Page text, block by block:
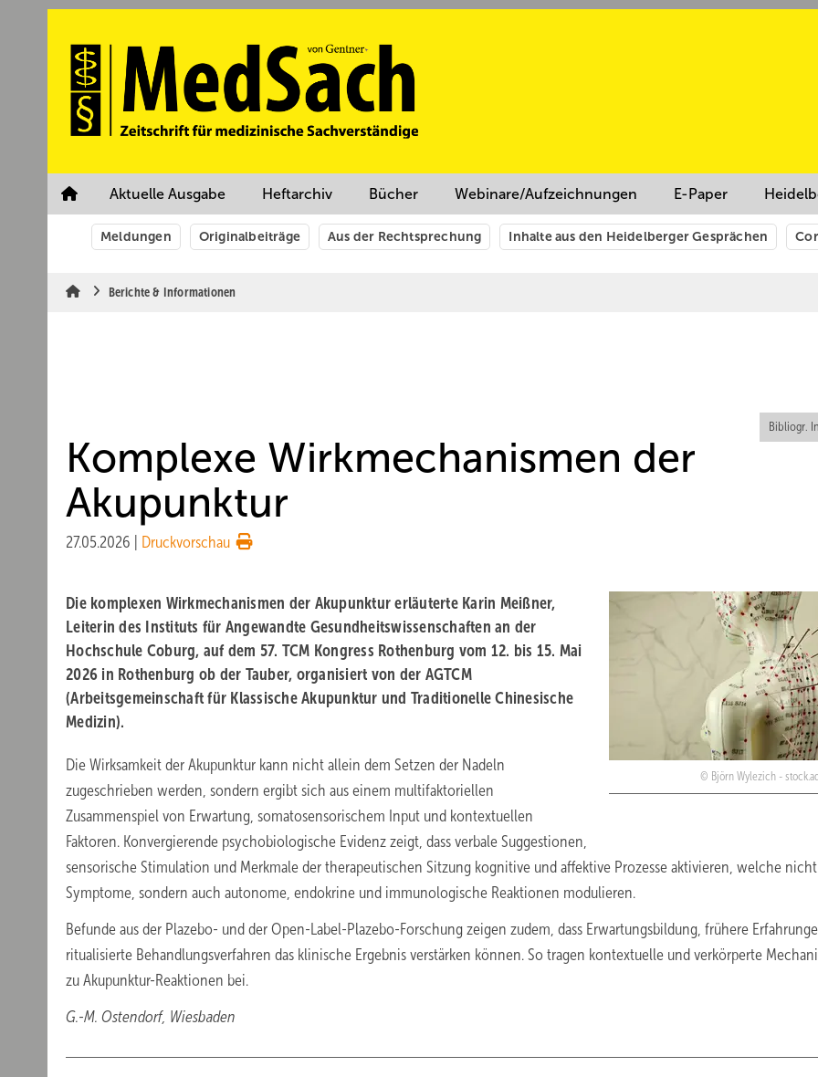
Aktuelle Ausgabe Heftarchiv Bücher Webinare/Aufzeichnungen E-Paper
Meldungen Originalbeiträge Aus der Rechtsprechung Inhalte aus den Heidelberger Gesprächen
Berichte & Informationen
Bibliogr.
Komplexe Wirkmechanismen der
Akupunktur
27.05.2026 Druckvorschau
Björn Wylezich -
Die komplexen Wirkmechanismen der Akupunktur erläuterte Karin Meißner,
Leiterin des Instituts für Angewandte Gesundheitswissenschaften an der
Hochschule Coburg, auf dem 57. TCM Kongress Rothenburg vom 12. bis 15. Mai
2026 in Rothenburg ob der Tauber, organisiert von der AGTCM
(Arbeitsgemeinschaft für Klassische Akupunktur und Traditionelle Chinesische
Medizin).
Die Wirksamkeit der Akupunktur kann nicht allein dem Setzen der Nadeln
zugeschrieben werden, sondern ergibt sich aus einem multifaktoriellen
Zusammenspiel von Erwartung, somatosensorischem Input und kontextuellen
Faktoren. Konvergierende psychobiologische Evidenz zeigt, dass verbale Suggestionen,
sensorische Stimulation und Merkmale der therapeutischen Sitzung kognitive und affektive Prozesse aktivieren, welche
Symptome, sondern auch autonome, endokrine und immunologische Reaktionen modulieren.
Befunde aus der Plazebo- und der Open-Label-Plazebo-Forschung zeigen zudem, dass Erwartungsbildung, frühere
ritualisierte Behandlungsverfahren das klinische Ergebnis verstärken können. So tragen kontextuelle und verkörperte
zu Akupunktur-Reaktionen bei.
G.-M. Ostendorf, Wiesbaden